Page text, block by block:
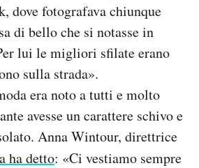
dove fotografava chiunque
di bello che si notasse in
lui le migliori sfilate erano
sulla strada».
era noto a tutti e molto
avesse un carattere schivo e
Anna Wintour, direttrice
ha detto: «Ci vestiamo sempre